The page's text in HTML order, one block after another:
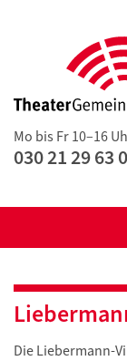
Mo bis Fr 10–16
030 21 29 63
Die Liebermann-